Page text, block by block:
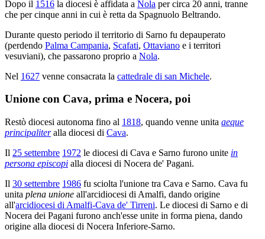
Dopo il 1516 la diocesi è affidata a Nola per circa 20 anni, tranne
che per cinque anni in cui è retta da Spagnuolo Beltrando.
Durante questo periodo il territorio di Sarno fu depauperato
(perdendo Palma Campania, Scafati, Ottaviano e i territori
vesuviani), che passarono proprio a Nola.
Nel 1627 venne consacrata la cattedrale di san Michele.
Unione con Cava, prima e Nocera, poi
Restò diocesi autonoma fino al 1818, quando venne unita aeque
principaliteralla diocesi di Cava.
Il 25 settembre 1972 le diocesi di Cava e Sarno furono unite in
persona episcopi alla diocesi di Nocera de' Pagani.
Il 30 settembre 1986 fu sciolta l'unione tra Cava e Sarno. Cava fu
unita plena unione all'arcidiocesi di Amalfi, dando origine
all'arcidiocesi di Amalfi-Cava de' Tirreni. Le diocesi di Sarno e di
Nocera dei Pagani furono anch'esse unite in forma piena, dando
origine alla diocesi di Nocera Inferiore-Sarno.